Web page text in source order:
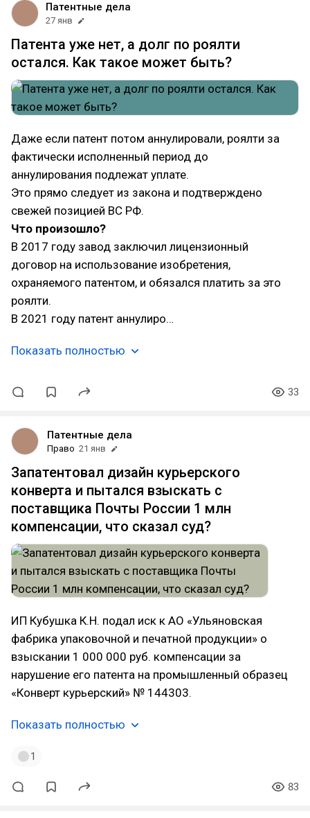
Патентные дела
27 янв
Патента уже нет, а долг по роялти
остался. Как такое может быть?
Даже если патент потом аннулировали, роялти за
фактически исполненный период до
аннулирования подлежат уплате.
Это прямо следует из закона и подтверждено
свежей позицией ВС РФ.
Что произошло?
В 2017 году завод заключил лицензионный
договор на использование изобретения,
охраняемого патентом, и обязался платить за это
роялти.
В 2021 году патент аннулиро…
Показать полностью
33
Патентные дела
Право 21 янв
Запатентовал дизайн курьерского
конверта и пытался взыскать с
поставщика Почты России 1 млн
компенсации, что сказал суд?
ИП Кубушка К.Н. подал иск к АО «Ульяновская
фабрика упаковочной и печатной продукции» о
взыскании 1 000 000 руб. компенсации за
нарушение его патента на промышленный образец
«Конверт курьерский» № 144303.
Показать полностью
1
83